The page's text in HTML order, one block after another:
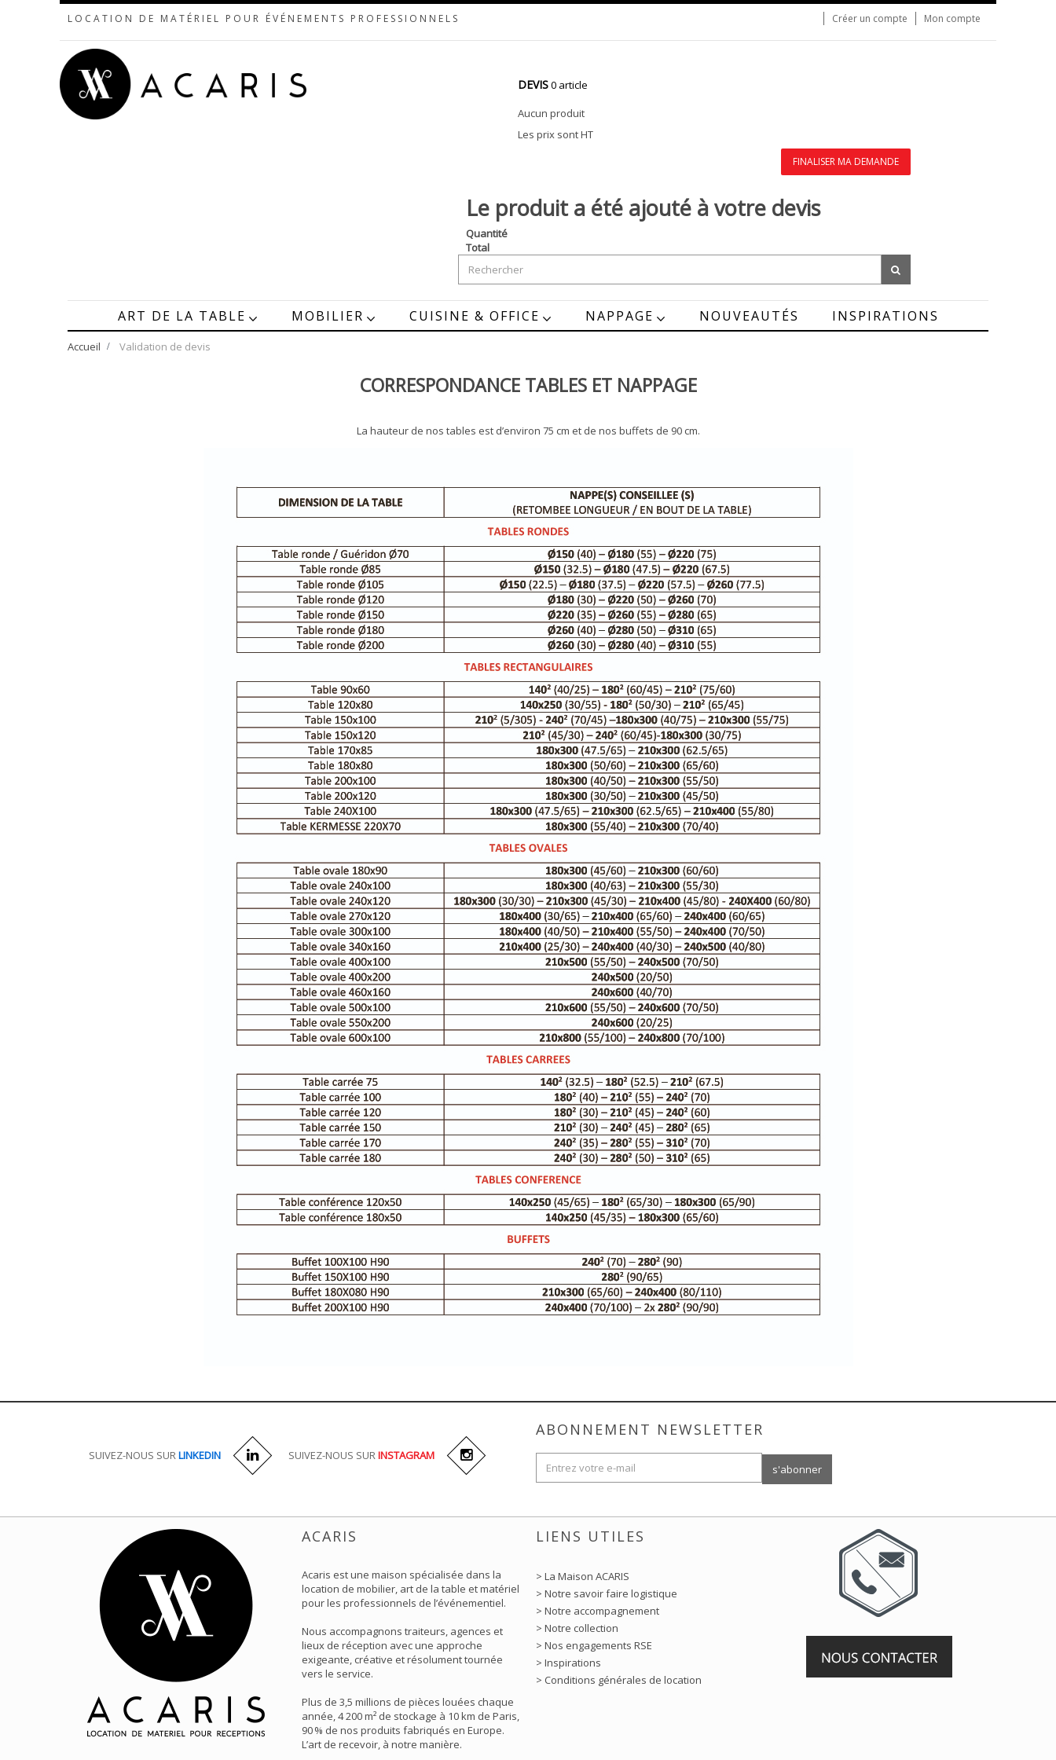
LOCATION DE MATÉRIEL POUR ÉVÉNEMENTS PROFESSIONNELS Créer un compte Mon compte
DEVIS0 article
Aucun produit
Les prix sont HT
FINALISER MA DEMANDE
Le produit a été ajouté à votre devis
Quantité
Total
ART DE LA TABLE MOBILIER CUISINE & OFFICE NAPPAGE NOUVEAUTÉS INSPIRATIONS
Accueil > Validation de devis
CORRESPONDANCE TABLES ET NAPPAGE
La hauteur de nos tables est d’environ 75 cm et de nos buffets de 90 cm.
SUIVEZ-NOUS SUR LINKEDIN SUIVEZ-NOUS SUR INSTAGRAM
ABONNEMENT NEWSLETTER
ACARIS
Acaris est une maison spécialisée dans la
location de mobilier, art de la table et matériel
pour les professionnels de l’événementiel.
Nous accompagnons traiteurs, agences et
lieux de réception avec une approche
exigeante, créative et résolument tournée
vers le service.
Plus de 3,5 millions de pièces louées chaque
année, 4 200 m² de stockage à 10 km de Paris,
90 % de nos produits fabriqués en Europe.
L’art de recevoir, à notre manière.
LIENS UTILES
> La Maison ACARIS
> Notre savoir faire logistique
> Notre accompagnement
> Notre collection
> Nos engagements RSE
> Inspirations
> Conditions générales de location